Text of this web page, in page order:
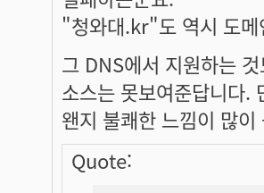
"청와대.kr"도 역시 도메
그 DNS에서 지원하는
소스는 못보여준답니다.
왠지 불쾌한 느낌이 많이
Quote: